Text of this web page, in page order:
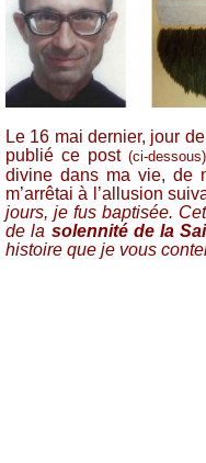
Le 16 mai dernier, jour
publié ce post(ci-dessous)
divine dans ma vie, de
m’arrêtai à l’allusion
jours, je fus baptisée.
de la solennité de la
histoire que je vous